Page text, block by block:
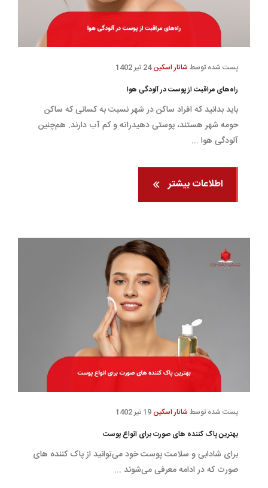
پست شده توسط شانار اسکین24 تیر 1402
راه‌های مراقبت از پوست در آلودگی هوا
باید بدانید که افراد ساکن در شهر نسبت به کسانی که ساکن
حومه شهر هستند، پوستی دهیدراته و کم آب دارند. هم‌چنین
آلودگی هوا ...
اطلاعات بیشتر
پست شده توسط شانار اسکین
بهترین پاک کننده های صورت برای انواع پوست
برای شادابی و سلامت پوست خود می‌توانید از پاک کننده های
صورت که در ادامه معرفی می‌شوند ...